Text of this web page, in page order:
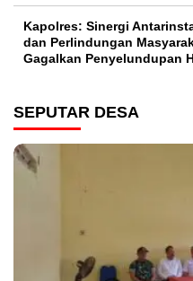
Kapolres: Sinergi
dan Perlindungan
Gagalkan Penyelundupan
SEPUTAR DESA